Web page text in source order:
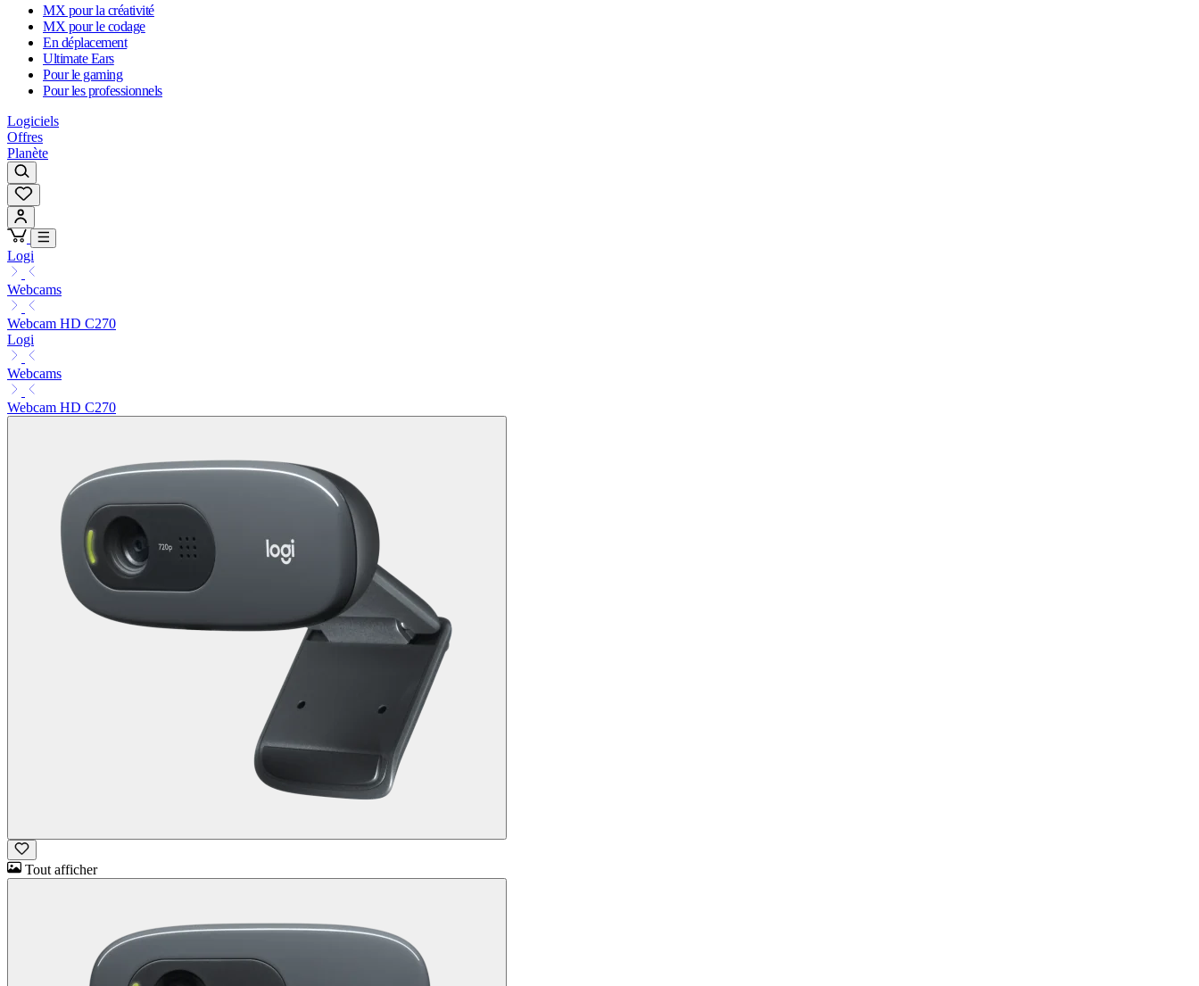
MX pour la créativité
MX pour le codage
En déplacement
Ultimate Ears
Pour le gaming
Pour les professionnels
Logiciels
Offres
Planète
Logi
Webcams
Webcam HD C270
Logi
Webcams
Webcam HD C270
Tout afficher